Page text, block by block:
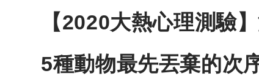
【2020大熱心理測驗
5種動物最先丟棄的次